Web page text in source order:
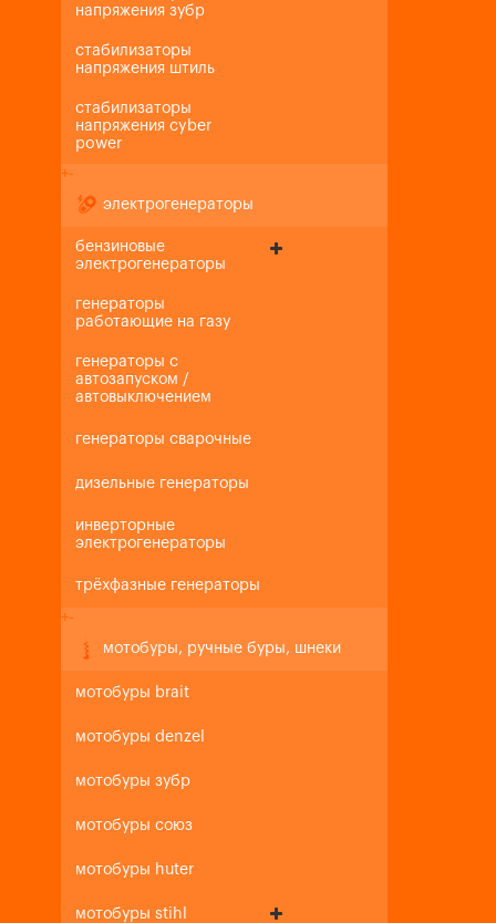
напряжения зубр
стабилизаторы
напряжения штиль
стабилизаторы
напряжения cyber
power
+-
электрогенераторы
бензиновые
электрогенераторы
генераторы
работающие на газу
генераторы с
автозапуском /
автовыключением
генераторы сварочные
дизельные генераторы
инверторные
электрогенераторы
трёхфазные генераторы
+-
мотобуры, ручные буры, шнеки
мотобуры brait
мотобуры denzel
мотобуры зубр
мотобуры союз
мотобуры huter
мотобуры stihl